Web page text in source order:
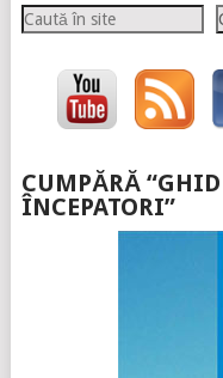
Caută
CUMPĂRĂ
ÎNCEPATORI”